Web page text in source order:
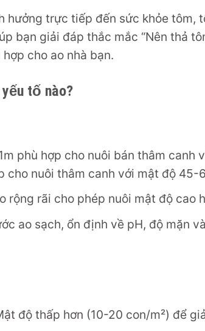
hưởng trực tiếp đến sức khỏe tôm,
bạn giải đáp thắc mắc “Nên thả
cho ao nhà bạn.
yếu tố nào?
phù hợp cho nuôi bán thâm canh
cho nuôi thâm canh với mật độ 45-
rộng rãi cho phép nuôi mật độ cao
ao sạch, ổn định về pH, độ mặn
độ thấp hơn (10-20 con/m²) để